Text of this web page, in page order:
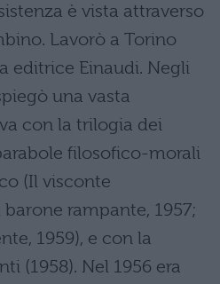
è vista attraverso
Lavorò a Torino
editrice Einaudi. Negli
una vasta
con la trilogia dei
filosofico-morali
(Il visconte
rampante, 1957;
1959), e con la
(1958). Nel 1956 era